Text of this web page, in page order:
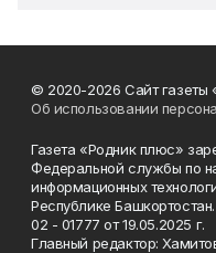
© 2020-2026 Сайт газеты
Об использовании
Газета «Родник плюс»
Федеральной службы по
информационных
Республике
02 - 01777 от 19.05.2025 г.
Главный редактор: